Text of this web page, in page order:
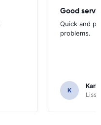
Good
Quick and
problems.
K
Karl